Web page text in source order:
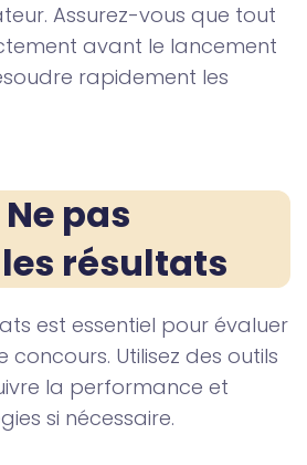
Assurez-vous que tout
avant le lancement
rapidement les
pas
résultats
est essentiel pour évaluer
concours. Utilisez des outils
la performance et
si nécessaire.